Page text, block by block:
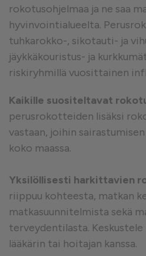
rokotusohjelmaa ja ne saa
hyvinvointialueelta.
tuhkarokko-, sikotauti- ja
jäykkäkouristus- ja
riskiryhmillä vuosittainen
Kaikille suositeltavat
perusrokotteiden lisäksi
vastaan, joihin
koko maassa.
Yksilöllisesti harkittavien
riippuu kohteesta, matkan
matkasuunnitelmista sekä
terveydentilasta.
lääkärin tai hoitajan kanssa.